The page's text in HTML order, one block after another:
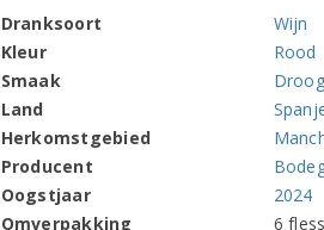
Dranksoort
Wijn
Kleur
Rood
Smaak
Droog
Land
Herkomstgebied
Producent
Oogstjaar
2024
Omverpakking
6